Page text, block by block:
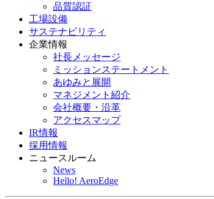
品質認証
工場設備
サステナビリティ
企業情報
社長メッセージ
ミッションステートメント
あゆみと展開
マネジメント紹介
会社概要・沿革
アクセスマップ
IR情報
採用情報
ニュースルーム
News
Hello! AeroEdge